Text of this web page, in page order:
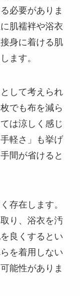
必要がありま
肌襦袢や浴衣
身に着ける肌
ます。
して考えられ
でも布を減ら
は涼しく感じ
軽さ」も挙げ
間が省けると
存在します。
り、浴衣を汚
良くするとい
を着用しない
能性がありま